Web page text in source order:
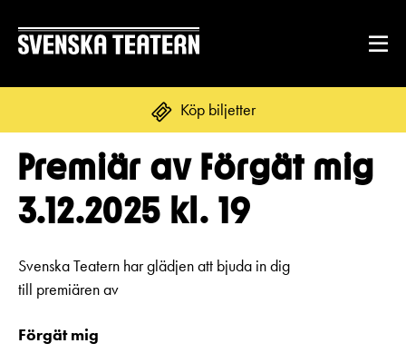
Köp biljetter
Suomi Svenska English
REPERTOAR & BILJETTER
Repertoar
Kalender
Kundtjänst
DITT BESÖK
GRUPPER & FÖRETAG
Premiär av Förgät mig
3.12.2025 kl. 19
Svenska Teatern har glädjen att bjuda in dig
till premiären av
Förgät mig